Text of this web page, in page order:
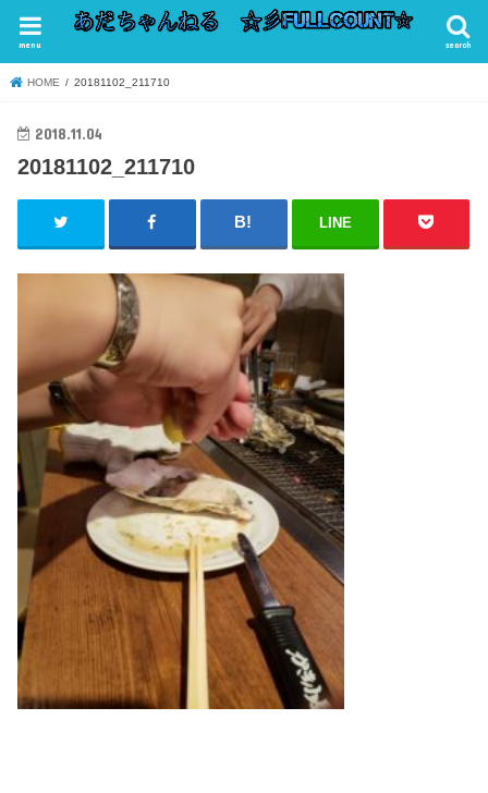
search
menu
HOME 20181102_211710
2018.11.04
20181102_211710
LINE